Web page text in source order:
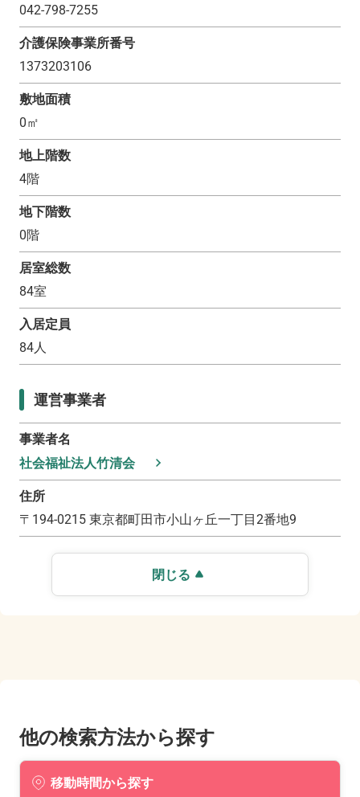
042-798-7255
介護保険事業所番号
1373203106
敷地面積
0㎡
地上階数
4階
地下階数
0階
居室総数
84室
入居定員
84人
運営事業者
事業者名
社会福祉法人竹清会
住所
〒 194-0215 東京都町田市小山ヶ丘一丁目2番地9
閉じる
他の検索方法から探す
移動時間から探す